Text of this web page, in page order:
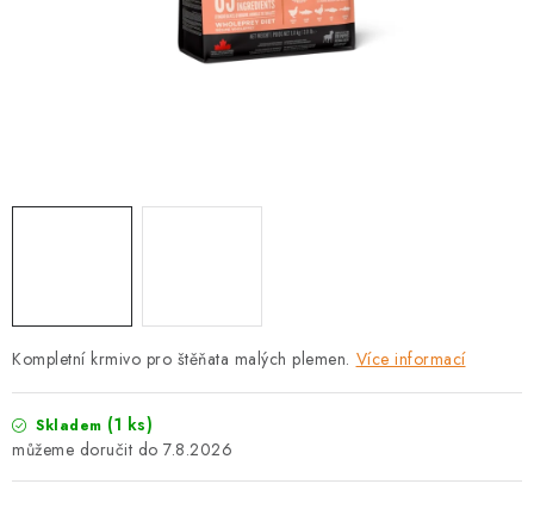
Výměna, vrácení a reklamace
FAQ
Kompletní krmivo pro štěňata malých plemen. Více informací
Skladem (1 ks)
7.8.2026